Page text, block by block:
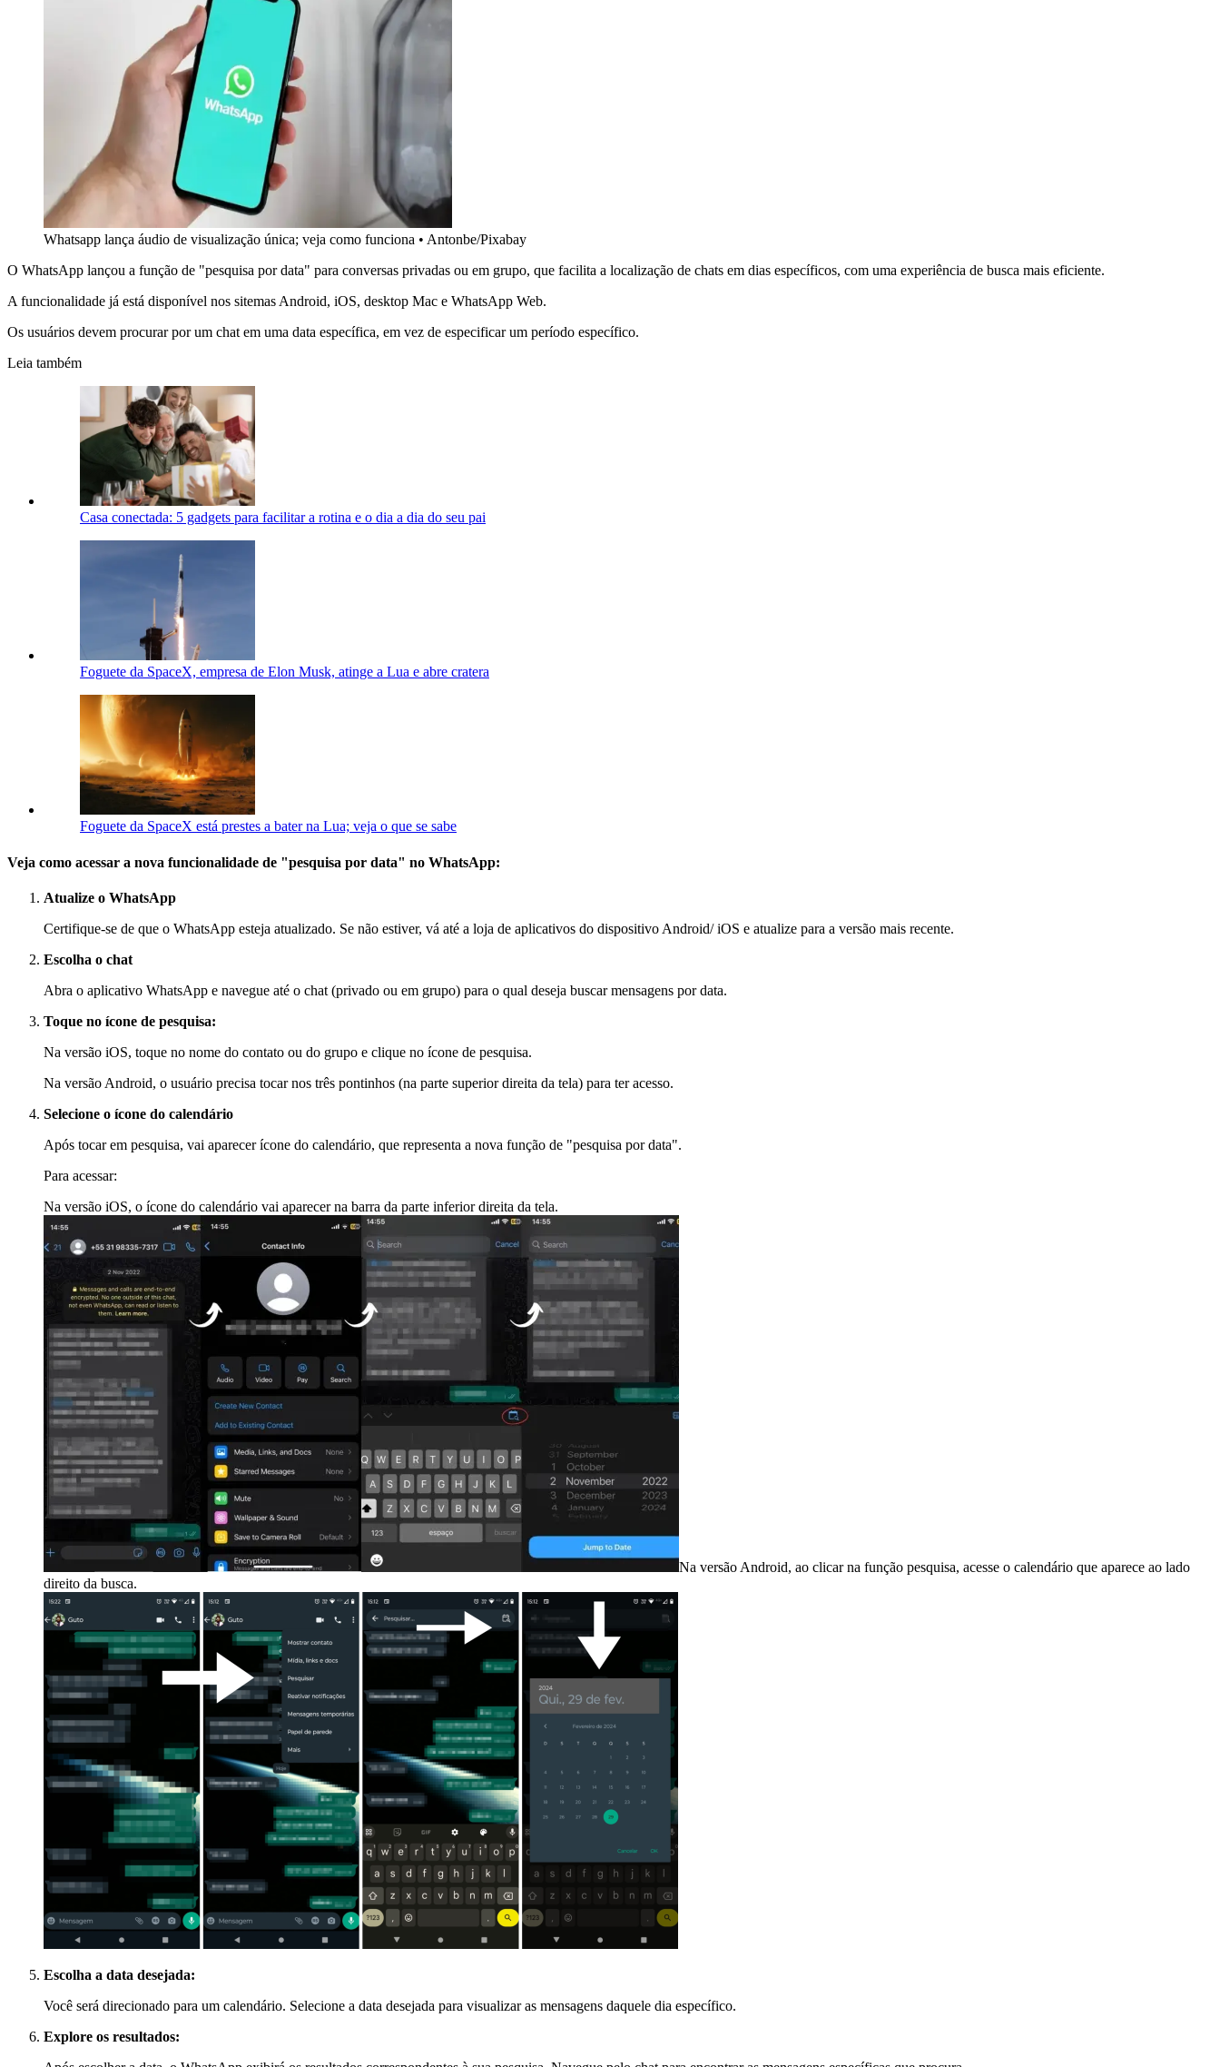
Whatsapp lança áudio de visualização única; veja como funciona • Antonbe/Pixabay
O WhatsApp lançou a função de "pesquisa por data" para conversas privadas ou em grupo, que facilita a localização de chats em dias específicos, com uma experiência de busca mais eficiente.
A funcionalidade já está disponível nos sitemas Android, iOS, desktop Mac e WhatsApp Web.
Os usuários devem procurar por um chat em uma data específica, em vez de especificar um período específico.
Leia também
Casa conectada: 5 gadgets para facilitar a rotina e o dia a dia do seu pai
Foguete da SpaceX, empresa de Elon Musk, atinge a Lua e abre cratera
Foguete da SpaceX está prestes a bater na Lua; veja o que se sabe
Veja como acessar a nova funcionalidade de "pesquisa por data" no WhatsApp:
Atualize o WhatsApp
Certifique-se de que o WhatsApp esteja atualizado. Se não estiver, vá até a loja de aplicativos do dispositivo Android/ iOS e atualize para a versão mais recente.
Escolha o chat
Abra o aplicativo WhatsApp e navegue até o chat (privado ou em grupo) para o qual deseja buscar mensagens por data.
Toque no ícone de pesquisa:
Na versão iOS, toque no nome do contato ou do grupo e clique no ícone de pesquisa.
Na versão Android, o usuário precisa tocar nos três pontinhos (na parte superior direita da tela) para ter acesso.
Selecione o ícone do calendário
Após tocar em pesquisa, vai aparecer ícone do calendário, que representa a nova função de "pesquisa por data".
Para acessar:
Na versão iOS, o ícone do calendário vai aparecer na barra da parte inferior direita da tela.
Na versão Android, ao clicar na função pesquisa, acesse o calendário que aparece ao lado
direito da busca.
Escolha a data desejada:
Você será direcionado para um calendário. Selecione a data desejada para visualizar as mensagens daquele dia específico.
Explore os resultados: